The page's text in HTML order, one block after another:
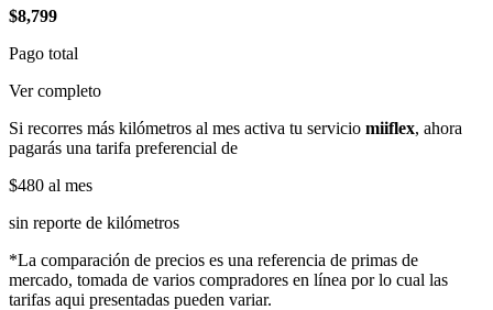
$8,799
Pago total
Ver completo
Si recorres más kilómetros al mes activa tu servicio miiflex, ahora
pagarás una tarifa preferencial de
$480 al mes
sin reporte de kilómetros
*La comparación de precios es una referencia de primas de
mercado, tomada de varios compradores en línea por lo cual las
tarifas aqui presentadas pueden variar.